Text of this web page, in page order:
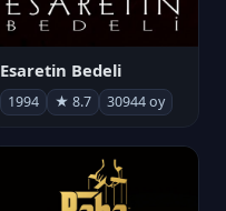
Esaretin Bedeli
1994 ★ 8.7 30944 oy